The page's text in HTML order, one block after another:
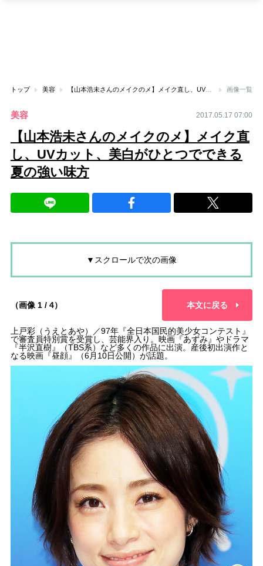
トップ 美容 【山本浩未さんのメイクのメ】メイク直し、UVカット、美白がひとつでできる夏の強い味方 画像一覧
美容 2017.05.17 07:00
【山本浩未さんのメイクのメ】メイク直
し、UVカット、美白がひとつでできる
夏の強い味方
▼スクロールで次の画像
（画像 1 / 4） 本文に戻る
上戸彩（うえとあや）／97年『全日本国民的美少女コンテスト』
で審査員特別賞を受賞し、芸能界入り。映画『あずみ』やドラマ
『半沢直樹』（TBS系）など多くの作品に出演。産後初出演作と
なる映画『昼顔』（6月10日公開）が話題。